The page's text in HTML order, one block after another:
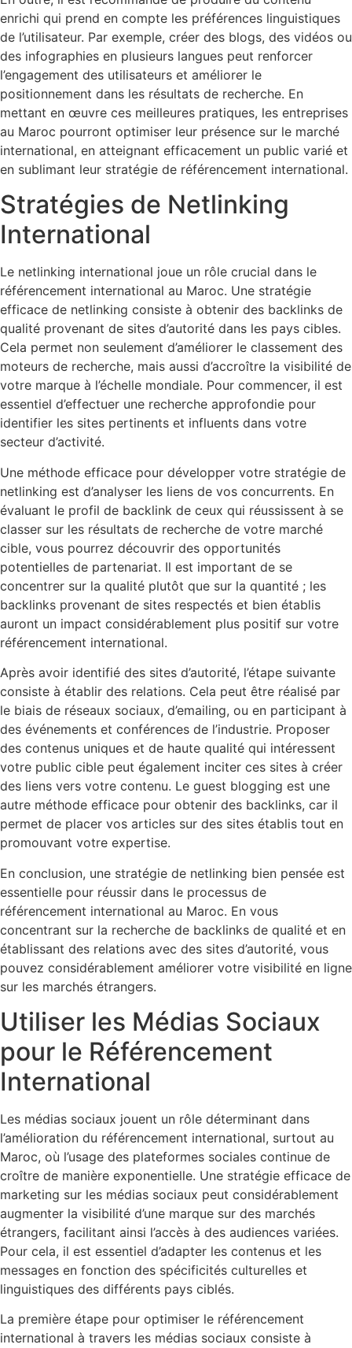
enrichi qui prend en compte les préférences linguistiques
de l’utilisateur. Par exemple, créer des blogs, des vidéos ou
des infographies en plusieurs langues peut renforcer
l’engagement des utilisateurs et améliorer le
positionnement dans les résultats de recherche. En
mettant en œuvre ces meilleures pratiques, les entreprises
au Maroc pourront optimiser leur présence sur le marché
international, en atteignant efficacement un public varié et
en sublimant leur stratégie de référencement international.
Stratégies de Netlinking
International
Le netlinking international joue un rôle crucial dans le
référencement international au Maroc. Une stratégie
efficace de netlinking consiste à obtenir des backlinks de
qualité provenant de sites d’autorité dans les pays cibles.
Cela permet non seulement d’améliorer le classement des
moteurs de recherche, mais aussi d’accroître la visibilité de
votre marque à l’échelle mondiale. Pour commencer, il est
essentiel d’effectuer une recherche approfondie pour
identifier les sites pertinents et influents dans votre
secteur d’activité.
Une méthode efficace pour développer votre stratégie de
netlinking est d’analyser les liens de vos concurrents. En
évaluant le profil de backlink de ceux qui réussissent à se
classer sur les résultats de recherche de votre marché
cible, vous pourrez découvrir des opportunités
potentielles de partenariat. Il est important de se
concentrer sur la qualité plutôt que sur la quantité ; les
backlinks provenant de sites respectés et bien établis
auront un impact considérablement plus positif sur votre
référencement international.
Après avoir identifié des sites d’autorité, l’étape suivante
consiste à établir des relations. Cela peut être réalisé par
le biais de réseaux sociaux, d’emailing, ou en participant à
des événements et conférences de l’industrie. Proposer
des contenus uniques et de haute qualité qui intéressent
votre public cible peut également inciter ces sites à créer
des liens vers votre contenu. Le guest blogging est une
autre méthode efficace pour obtenir des backlinks, car il
permet de placer vos articles sur des sites établis tout en
promouvant votre expertise.
En conclusion, une stratégie de netlinking bien pensée est
essentielle pour réussir dans le processus de
référencement international au Maroc. En vous
concentrant sur la recherche de backlinks de qualité et en
établissant des relations avec des sites d’autorité, vous
pouvez considérablement améliorer votre visibilité en ligne
sur les marchés étrangers.
Utiliser les Médias Sociaux
pour le Référencement
International
Les médias sociaux jouent un rôle déterminant dans
l’amélioration du référencement international, surtout au
Maroc, où l’usage des plateformes sociales continue de
croître de manière exponentielle. Une stratégie efficace de
marketing sur les médias sociaux peut considérablement
augmenter la visibilité d’une marque sur des marchés
étrangers, facilitant ainsi l’accès à des audiences variées.
Pour cela, il est essentiel d’adapter les contenus et les
messages en fonction des spécificités culturelles et
linguistiques des différents pays ciblés.
La première étape pour optimiser le référencement
international à travers les médias sociaux consiste à